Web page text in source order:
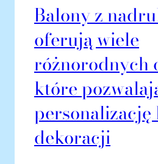
Balony z
oferują wiele
różnorodnych
które
personalizację
dekoracji